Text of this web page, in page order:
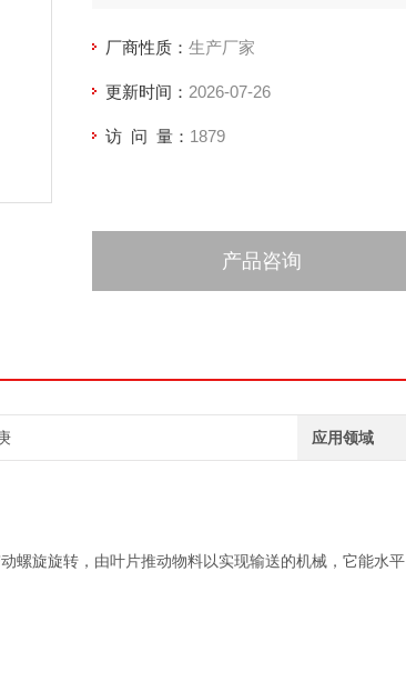
厂商性质： 生产厂家
更新时间： 2026-07-26
访 问 量： 1879
产品咨询
应用领域
螺旋旋转，由叶片推动物料以实现输送的机械，它能水